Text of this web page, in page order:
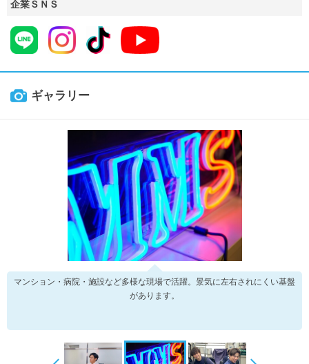
企業ＳＮＳ
ギャラリー
マンション・病院・施設など多様な現場で活躍。景気に左右されにくい基盤
があります。